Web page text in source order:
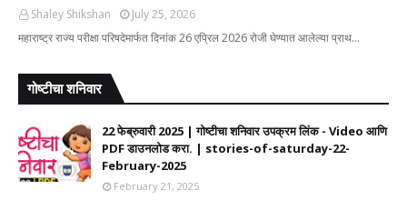
Shaley Shikshan
July 25, 2026
महाराष्ट्र राज्य परीक्षा परिषदेमार्फत दिनांक 26 एप्रिल 2026 रोजी घेण्यात आलेल्या प्राथ…
गोष्टीचा शनिवार
22 फेब्रुवारी 2025 | गोष्टीचा शनिवार उपक्रम लिंक - Video आणि
PDF डाउनलोड करा. | stories-of-saturday-22-
February-2025
February 21, 2025